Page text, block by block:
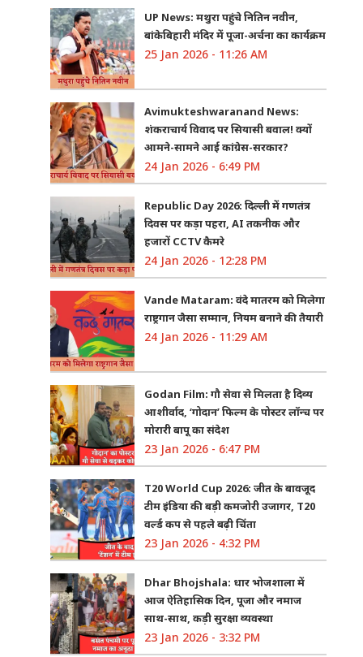
UP News: मथुरा पहुंचे नितिन नवीन,
बांकेबिहारी मंदिर में पूजा-अर्चना का कार्यक्रम
25 Jan 2026 - 11:26 AM
Avimukteshwaranand News:
शंकराचार्य विवाद पर सियासी बवाल! क्यों
आमने-सामने आई कांग्रेस-सरकार?
24 Jan 2026 - 6:49 PM
Republic Day 2026: दिल्ली में गणतंत्र
दिवस पर कड़ा पहरा, AI तकनीक और
हजारों CCTV कैमरे
24 Jan 2026 - 12:28 PM
Vande Mataram: वंदे मातरम को मिलेगा
राष्ट्रगान जैसा सम्मान, नियम बनाने की तैयारी
24 Jan 2026 - 11:29 AM
Godan Film: गौ सेवा से मिलता है दिव्य
आशीर्वाद, ‘गोदान’ फिल्म के पोस्टर लॉन्च पर
मोरारी बापू का संदेश
23 Jan 2026 - 6:47 PM
T20 World Cup 2026: जीत के बावजूद
टीम इंडिया की बड़ी कमजोरी उजागर, T20
वर्ल्ड कप से पहले बढ़ी चिंता
23 Jan 2026 - 4:32 PM
Dhar Bhojshala: धार भोजशाला में
आज ऐतिहासिक दिन, पूजा और नमाज
साथ-साथ, कड़ी सुरक्षा व्यवस्था
23 Jan 2026 - 3:32 PM